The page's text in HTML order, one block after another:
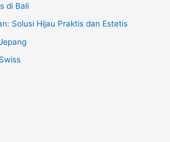
di Bali
Solusi Hijau Praktis dan Estetis